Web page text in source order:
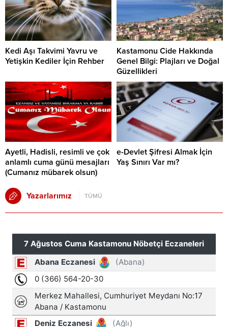
Kedi Aşı Takvimi Yavru ve
Yetişkin Kediler İçin Rehber
Kastamonu Cide Hakkında
Genel Bilgi: Plajları ve Doğal
Güzellikleri
Ayetli, Hadisli, resimli ve çok
anlamlı cuma günü mesajları
(Cumanız mübarek olsun)
e-Devlet Şifresi Almak İçin
Yaş Sınırı Var mı?
Yazarlarımız TÜMÜ